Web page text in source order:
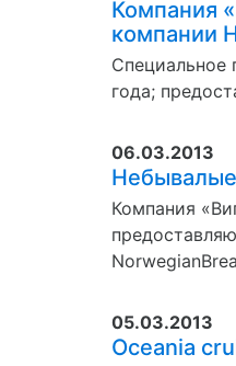
Компания
компании
Специальное
года;
06.03.2013
Небывалые
Компания
05.03.2013
Oceania